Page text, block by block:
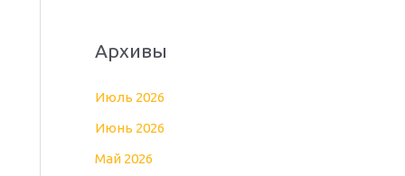
Архивы
Июль 2026
Июнь 2026
Май 2026